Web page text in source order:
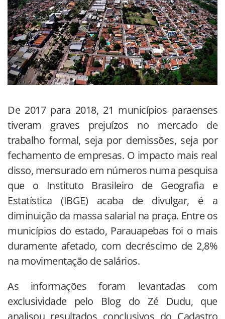
De 2017 para 2018, 21 municípios paraenses
tiveram graves prejuízos no mercado de
trabalho formal, seja por demissões, seja por
fechamento de empresas. O impacto mais real
disso, mensurado em números numa pesquisa
que o Instituto Brasileiro de Geografia e
Estatística (IBGE) acaba de divulgar, é a
diminuição da massa salarial na praça. Entre os
municípios do estado, Parauapebas foi o mais
duramente afetado, com decréscimo de 2,8%
na movimentação de salários.
As informações foram levantadas com
exclusividade pelo Blog do Zé Dudu, que